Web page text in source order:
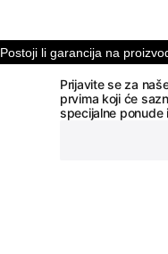
Postoji li garancija na
Prijavite se za
prvima koji će
specijalne ponude